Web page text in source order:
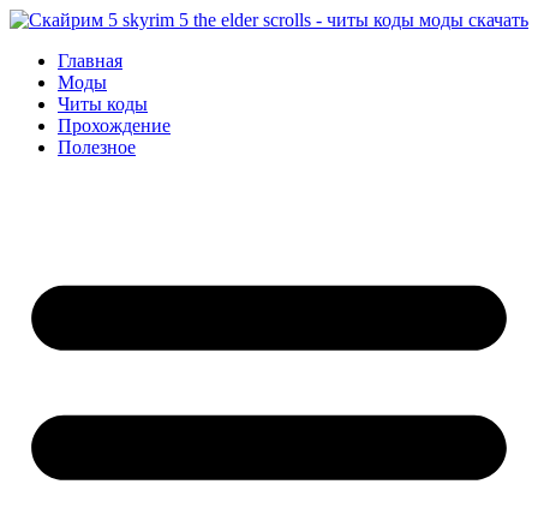
Перейти
содержимому
Главная
Моды
Читы коды
Прохождение
Полезное